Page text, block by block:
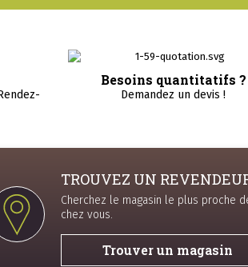
Besoins quantitatifs ?
Demandez un devis !
TROUVEZ UN
Cherchez le magasin le plus proche
chez vous.
Trouver un magasin